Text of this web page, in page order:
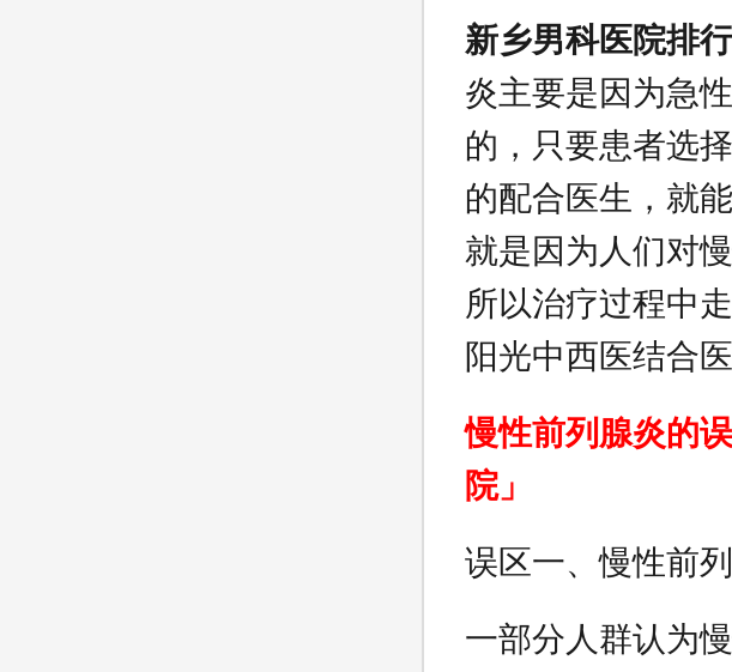
新乡男科医院排
炎主要是因为急
的，只要患者选
的配合医生，就
就是因为人们对
所以治疗过程中
阳光中西医结合
慢性前列腺炎的
院」
误区一、慢性前
一部分人群认为